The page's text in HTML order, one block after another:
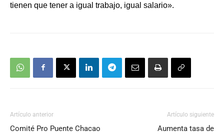
tienen que tener a igual trabajo, igual salario».
Artículo anterior
Comité Pro Puente Chacao
Artículo siguiente
Aumenta tasa de